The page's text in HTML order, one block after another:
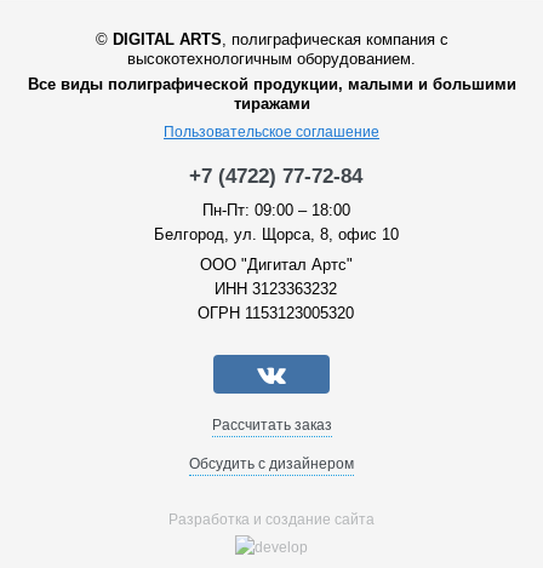
© DIGITAL ARTS
полиграфическая компания с
высокотехнологичным оборудованием.
Все виды полиграфической продукции, малыми и большими
тиражами
Пользовательское соглашение
+7 (4722) 77-72-84
Пн-Пт: 09:00 – 18:00
Белгород, ул. Щорса, 8, офис 10
ООО "Дигитал Артс"
ИНН 3123363232
ОГРН 1153123005320
Рассчитать заказ
Обсудить с дизайнером
Разработка и создание сайта